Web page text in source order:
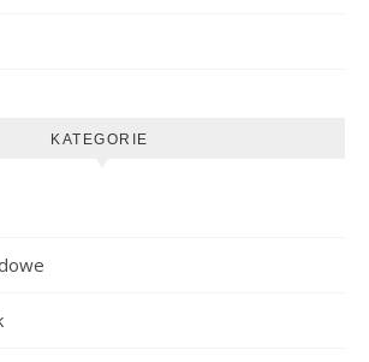
KATEGORIE